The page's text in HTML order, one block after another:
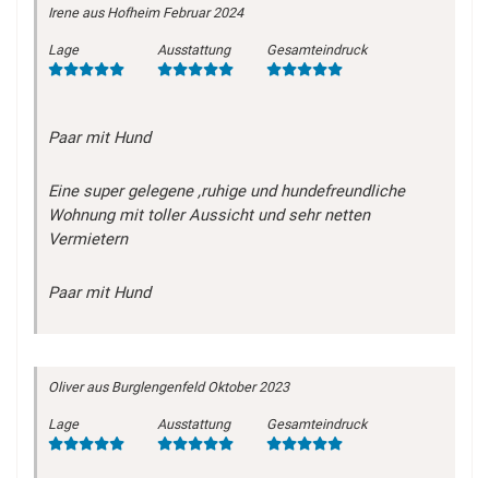
Ireneaus Hofheim Februar 2024
Lage Ausstattung Gesamteindruck
Paar mit Hund
Eine super gelegene ,ruhige und hundefreundliche
Wohnung mit toller Aussicht und sehr netten
Vermietern
Paar mit Hund
Oliveraus Burglengenfeld Oktober 2023
Lage Ausstattung Gesamteindruck